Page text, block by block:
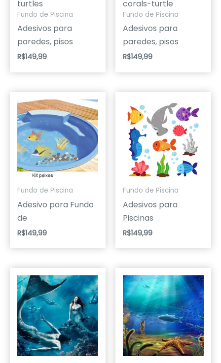
turtles
Fundo de Piscina
Adesivos para
paredes, pisos
R$149,99
corals-turtle
Fundo de Piscina
Adesivos para
paredes, pisos
R$149,99
Fundo de Piscina
Adesivo para Fundo
de
R$149,99
Fundo de Piscina
Adesivos para
Piscinas
R$149,99